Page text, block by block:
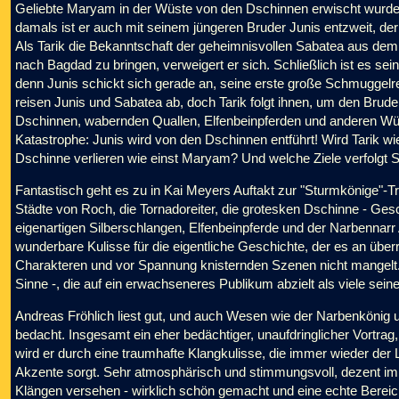
Geliebte Maryam in der Wüste von den Dschinnen erwischt
damals ist er auch mit seinem jüngeren Bruder Junis entzweit,
Als Tarik die Bekanntschaft der geheimnisvollen Sabatea aus
nach Bagdad zu bringen, verweigert er sich. Schließlich ist es
denn Junis schickt sich gerade an, seine erste große
reisen Junis und Sabatea ab, doch Tarik folgt ihnen, um den
Dschinnen, wabernden Quallen, Elfenbeinpferden und anderen
Katastrophe: Junis wird von den Dschinnen entführt! Wird Tarik
Dschinne verlieren wie einst Maryam? Und welche Ziele verfolgt
Fantastisch geht es zu in Kai Meyers Auftakt zur "Sturmkönige"-
Städte von Roch, die Tornadoreiter, die grotesken Dschinne -
eigenartigen Silberschlangen, Elfenbeinpferde und der
wunderbare Kulisse für die eigentliche Geschichte, der es an
Charakteren und vor Spannung knisternden Szenen nicht
Sinne -, die auf ein erwachseneres Publikum abzielt als viele
Andreas Fröhlich liest gut, und auch Wesen wie der
bedacht. Insgesamt ein eher bedächtiger, unaufdringlicher
wird er durch eine traumhafte Klangkulisse, die immer wieder
Akzente sorgt. Sehr atmosphärisch und stimmungsvoll, dezent
Klängen versehen - wirklich schön gemacht und eine echte